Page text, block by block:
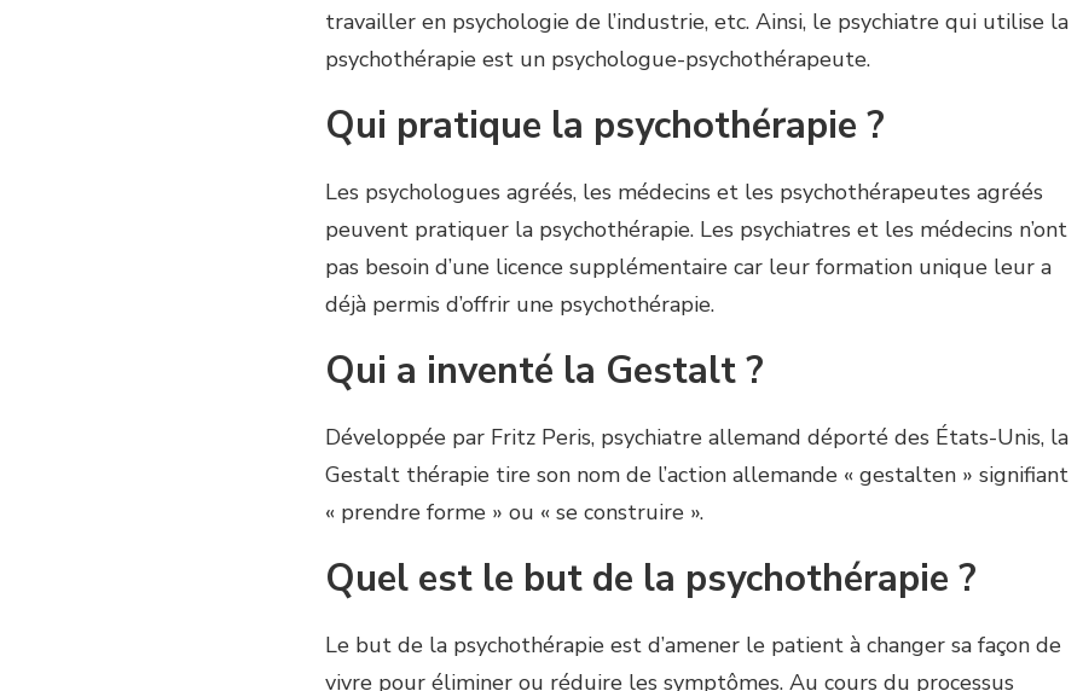
travailler en psychologie de l’industrie, etc. Ainsi, le psychiatre qui utilise la
psychothérapie est un psychologue-psychothérapeute.
Qui pratique la psychothérapie ?
Les psychologues agréés, les médecins et les psychothérapeutes agréés
peuvent pratiquer la psychothérapie. Les psychiatres et les médecins n’ont
pas besoin d’une licence supplémentaire car leur formation unique leur a
déjà permis d’offrir une psychothérapie.
Qui a inventé la Gestalt ?
Développée par Fritz Peris, psychiatre allemand déporté des États-Unis, la
Gestalt thérapie tire son nom de l’action allemande « gestalten » signifiant
« prendre forme » ou « se construire ».
Quel est le but de la psychothérapie ?
Le but de la psychothérapie est d’amener le patient à changer sa façon de
vivre pour éliminer ou réduire les symptômes. Au cours du processus